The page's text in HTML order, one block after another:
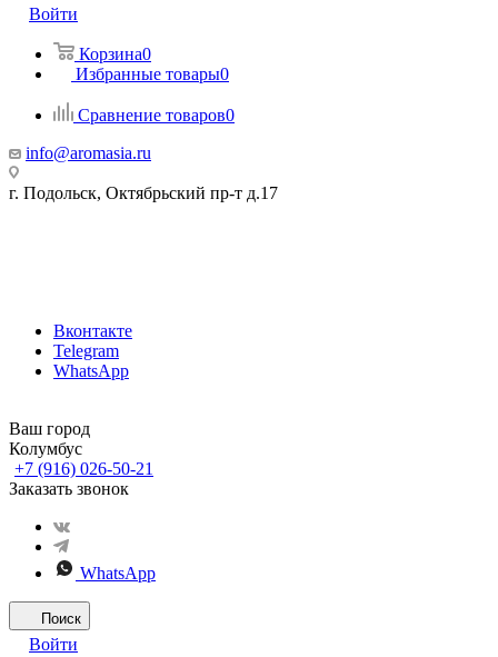
Войти
Корзина0
Избранные товары0
Сравнение товаров0
info@aromasia.ru
г. Подольск, Октябрьский пр-т д.17
Вконтакте
Telegram
WhatsApp
Ваш город
Колумбус
+7 (916) 026-50-21
Заказать звонок
WhatsApp
Поиск
Войти